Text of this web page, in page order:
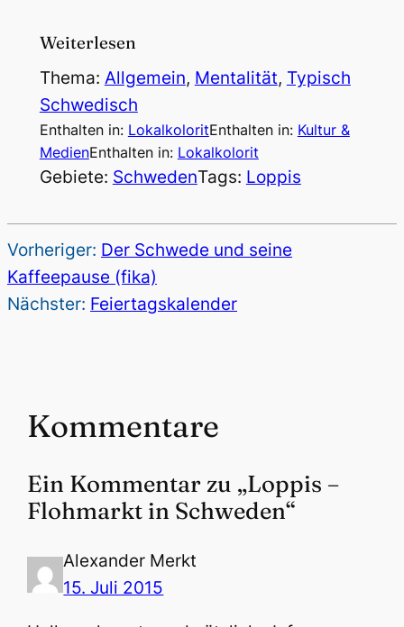
Weiterlesen
Thema: Allgemein, Mentalität, Typisch
Schwedisch
Enthalten in: LokalkoloritEnthalten in: Kultur &
MedienEnthalten in: Lokalkolorit
Gebiete: SchwedenTags: Loppis
Vorheriger: Der Schwede und seine
Kaffeepause (fika)
Nächster: Feiertagskalender
Kommentare
Ein Kommentar zu „Loppis –
Flohmarkt in Schweden“
Alexander Merkt
15. Juli 2015